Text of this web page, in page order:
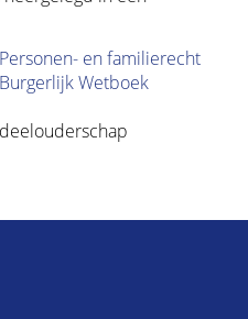
Personen- en familierecht
Burgerlijk Wetboek
deelouderschap